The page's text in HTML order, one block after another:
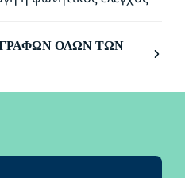
ΌΛΩΝ ΤΩΝ